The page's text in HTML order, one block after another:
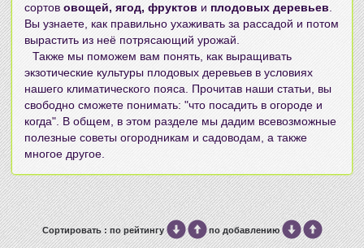
сортов овощей, ягод, фруктов и плодовых деревьев
Вы узнаете, как правильно ухаживать за рассадой и потом
вырастить из неё потрясающий урожай.
Также мы поможем вам понять, как выращивать
экзотические культуры плодовых деревьев в условиях
нашего климатического пояса. Прочитав наши статьи, вы
свободно сможете понимать: "что посадить в огороде и
когда". В общем, в этом разделе мы дадим всевозможные
полезные советы огородникам и садоводам, а также
многое другое.
Сортировать : по рейтингу по добавлению